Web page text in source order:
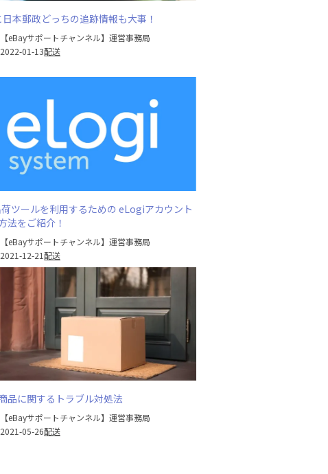
日本郵政どっちの追跡情報も大事！
【eBayサポートチャンネル】運営事務局
2022-01-13配送
ツールを利用するための eLogiアカウント
法をご紹介！
【eBayサポートチャンネル】運営事務局
2021-12-21配送
品に関するトラブル対処法
【eBayサポートチャンネル】運営事務局
2021-05-26配送